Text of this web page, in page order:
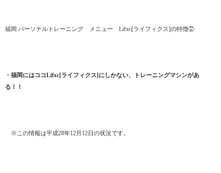
福岡 パーソナルトレーニング メニュー Lifxc[ライフィクス]の特徴②
・福岡にはココLifxc[ライフィクス]にしかない、トレーニングマシンがあ
る！！
※この情報は平成28年12月12日の状況です。